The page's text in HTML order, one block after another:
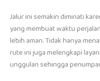
Jalur ini semakin diminati
yang membuat waktu
lebih aman. Tidak hanya
rute ini juga melengkapi
unggulan sehingga